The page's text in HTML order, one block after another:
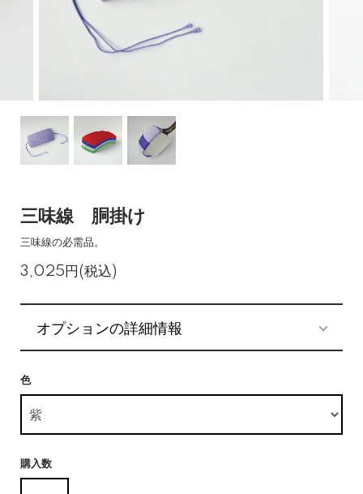
三味線 胴掛け
三味線の必需品。
3,025円(税込)
オプションの詳細情報
色
購入数